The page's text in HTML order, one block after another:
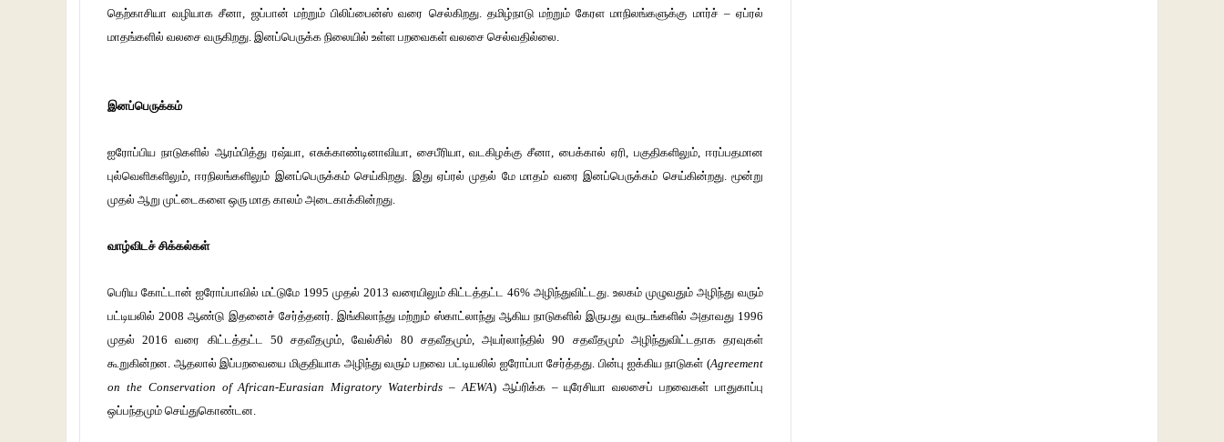
தெற்காசியா வழியாக சீனா, ஜப்பான் மற்றும் பிலிப்பைன்ஸ் வரை செல்கிறது. தமிழ்நாடு மற்றும் கேரள மாநிலங்களுக்கு மார்ச் – ஏப்ரல்
மாதங்களில் வலசை வருகிறது. இனப்பெருக்க நிலையில் உள்ள பறவைகள் வலசை செல்வதில்லை.
இனப்பெருக்கம்
ஐரோப்பிய நாடுகளில் ஆரம்பித்து ரஷ்யா, எசுக்காண்டினாவியா, சைபீரியா,வடகிழக்கு சீனா, பைக்கால் ஏரி,பகுதிகளிலும், ஈரப்பதமான
புல்வெளிகளிலும், ஈரநிலங்களிலும் இனப்பெருக்கம் செய்கிறது. இது ஏப்ரல் முதல் மே மாதம் வரை இனப்பெருக்கம் செய்கின்றது. மூன்று
முதல் ஆறு முட்டைகளை ஒரு மாத காலம் அடைகாக்கின்றது.
வாழ்விடச் சிக்கல்கள்
பெரிய கோட்டான் ஐரோப்பாவில் மட்டுமே 1995 முதல் 2013 வரையிலும் கிட்டத்தட்ட 46% அழிந்துவிட்டது. உலகம் முழுவதும் அழிந்து வரும்
பட்டியலில் 2008 ஆண்டு இதனைச் சேர்த்தனர். இங்கிலாந்து மற்றும் ஸ்காட்லாந்து ஆகிய நாடுகளில் இருபது வருடங்களில் அதாவது 1996
முதல் 2016 வரை கிட்டத்தட்ட 50 சதவீதமும், வேல்சில் 80 சதவீதமும், அயர்லாந்தில் 90 சதவீதமும் அழிந்துவிட்டதாக தரவுகள்
கூறுகின்றன. ஆதலால் இப்பறவையை மிகுதியாக அழிந்து வரும் பறவை பட்டியலில் ஐரோப்பா சேர்த்தது. பின்பு ஐக்கிய நாடுகள் (Agreement
on the Conservation of African-Eurasian Migratory Waterbirds – AEWA) ஆப்ரிக்க – யுரேசியா வலசைப் பறவைகள் பாதுகாப்பு
ஒப்பந்தமும் செய்துகொண்டன.